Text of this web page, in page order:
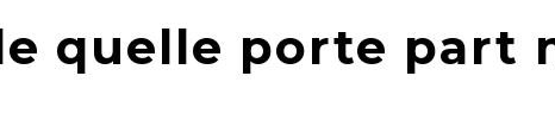
quelle porte part